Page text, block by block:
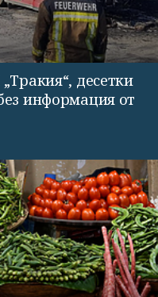
десетки
информация от